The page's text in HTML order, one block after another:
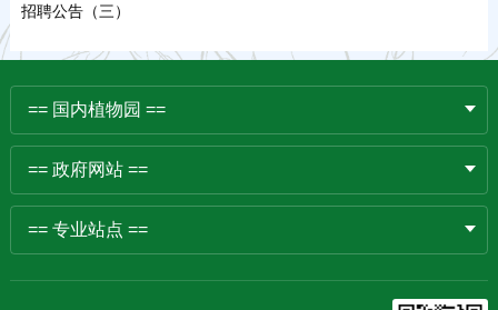
招聘公告（三）
== 国内植物园 ==
== 政府网站 ==
== 专业站点 ==